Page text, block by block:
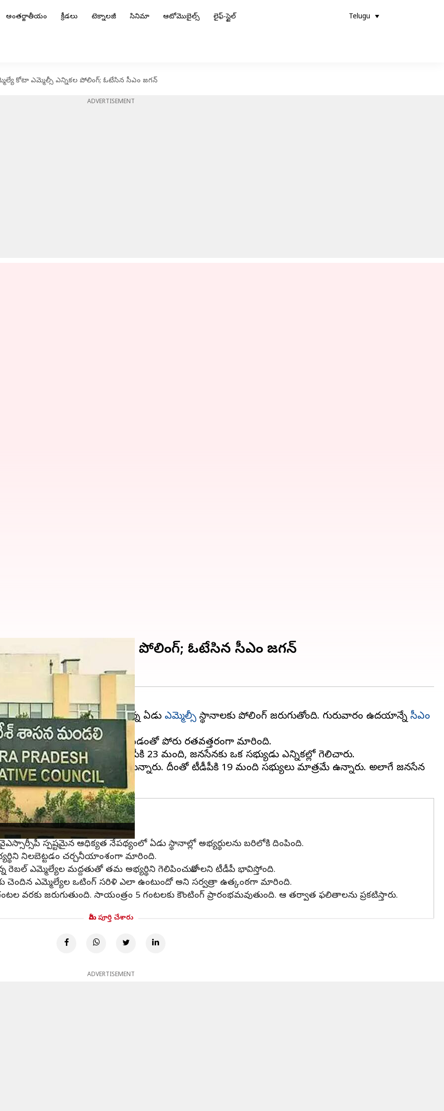
అంతర్జాతీయం క్రీడలు టెక్నాలజీ సినిమా ఆటోమొబైల్స్ లైఫ్-స్టైల్ Telugu
కోటా ఎమ్మెల్సీ ఎన్నికల పోలింగ్; ఓటేసిన సీఎం జగన్
ADVERTISEMENT
కోటా ఎమ్మెల్సీ ఎన్నికల పోలింగ్; ఓటేసిన సీఎం జగన్
ఎమ్మెల్యే కోటాలో ఖాళీగా ఉన్న ఏడు ఎమ్మెల్సీ స్థానాలకు పోలింగ్ జరుగుతోంది. గురువారం ఉదయాన్నే సీఎం
నుంచి ఒకరు బరిలో నిలవడంతో పోరు రతవత్తరంగా మారింది.
వైఎస్సార్‌సీపీకి 151 మంది, టీడీపీకి 23 మంది, జనసేనకు ఒక సభ్యుడు ఎన్నికల్లో గెలిచారు.
మాత్రం ఆ పార్టీకి దూరంగా ఉంటున్నారు. దీంతో టీడీపీకి 19 మంది సభ్యులు మాత్రమే ఉన్నారు. అలాగే జనసేన
వైఎస్సార్సీపీ స్పష్టమైన ఆధిక్యత నేపథ్యంలో ఏడు స్థానాల్లో అభ్యర్థులను బరిలోకి దింపింది.
నిలబెట్టడం చర్చనీయాంశంగా మారింది.
రెబల్ ఎమ్మెల్యేల మద్దతుతో తమ అభ్యర్థిని గెలిపించుకోవాలని టీడీపీ భావిస్తోంది.
చెందిన ఎమ్మెల్యేల ఒటింగ్ సరిళి ఎలా ఉంటుందో అని సర్వత్రా ఉత్కంఠగా మారింది.
వరకు జరుగుతుంది. సాయంత్రం 5 గంటలకు కౌంటింగ్ ప్రారంభమవుతుంది. ఆ తర్వాత ఫలితాలను ప్రకటిస్తారు.
మీరు పూర్తి చేశారు
ADVERTISEMENT